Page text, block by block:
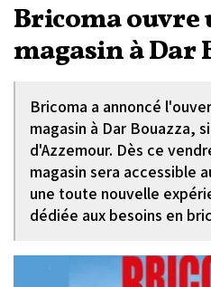
Bricoma ouvre
magasin à Dar
Bricoma a annoncé
magasin à Dar Bouazza,
d'Azzemour. Dès ce
magasin sera accessible
une toute nouvelle
dédiée aux besoins en